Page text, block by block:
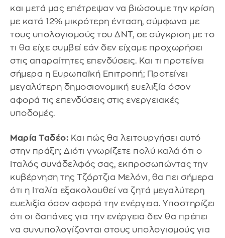
και μετά μας επέτρεψαν να βιώσουμε την κρίση
με κατά 12% μικρότερη ένταση, σύμφωνα με
τους υπολογισμούς του ΔΝΤ, σε σύγκριση με το
τι θα είχε συμβεί εάν δεν είχαμε προχωρήσει
στις απαραίτητες επενδύσεις. Και τι προτείνει
σήμερα η Ευρωπαϊκή Επιτροπή; Προτείνει
μεγαλύτερη δημοσιονομική ευελιξία όσον
αφορά τις επενδύσεις στις ενεργειακές
υποδομές.
Μαρία Ταδέο: Και πώς θα λειτουργήσει αυτό
στην πράξη; Διότι γνωρίζετε πολύ καλά ότι ο
Ιταλός συνάδελφός σας, εκπροσωπώντας την
κυβέρνηση της Τζόρτζια Μελόνι, θα πει σήμερα
ότι η Ιταλία εξακολουθεί να ζητά μεγαλύτερη
ευελιξία όσον αφορά την ενέργεια. Υποστηρίζει
ότι οι δαπάνες για την ενέργεια δεν θα πρέπει
να συνυπολογίζονται στους υπολογισμούς για